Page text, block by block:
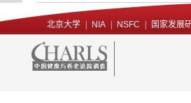
北京大学 NIA NSFC 国家发展